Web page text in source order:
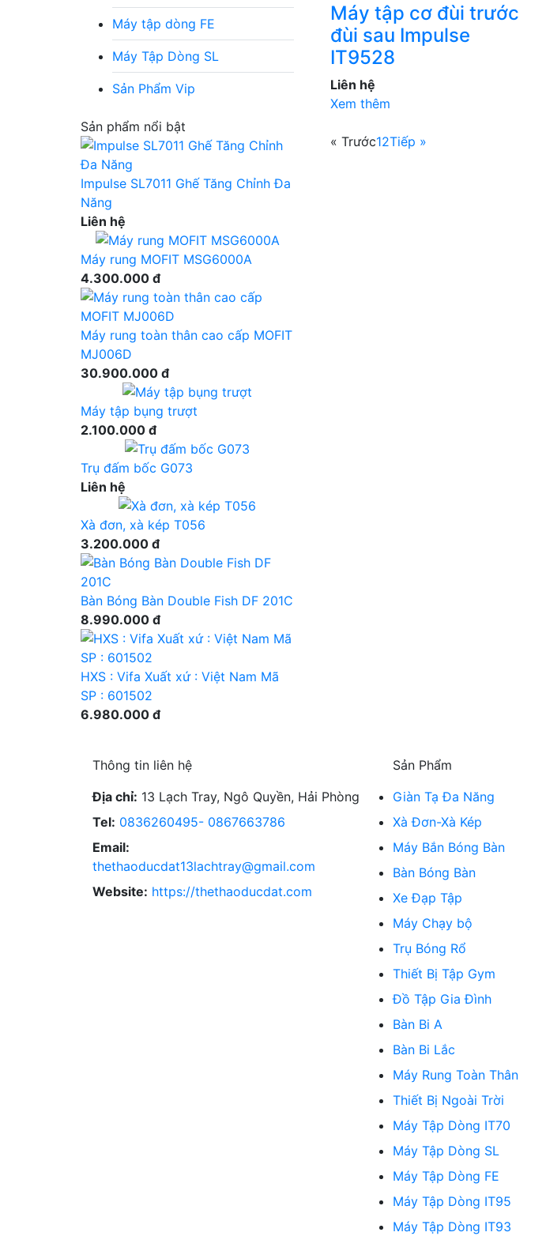
Máy tập cơ đùi trước
đùi sau Impulse
IT9528
Liên hệ
Xem thêm
« Trước12Tiếp »
Máy tập dòng FE
Máy Tập Dòng SL
Sản Phẩm Vip
Sản phẩm nổi bật
Impulse SL7011 Ghế Tăng Chỉnh Đa
Năng
Liên hệ
Máy rung MOFIT MSG6000A
4.300.000 đ
Máy rung toàn thân cao cấp MOFIT
MJ006D
30.900.000 đ
Máy tập bụng trượt
2.100.000 đ
Trụ đấm bốc G073
Liên hệ
Xà đơn, xà kép T056
3.200.000 đ
Bàn Bóng Bàn Double Fish DF 201C
8.990.000 đ
HXS : Vifa Xuất xứ : Việt Nam Mã
SP : 601502
6.980.000 đ
Thông tin liên hệ
Địa chỉ: 13 Lạch Tray, Ngô Quyền, Hải Phòng
Tel: 0836260495- 0867663786
Email:
thethaoducdat13lachtray@gmail.com
Website: https://thethaoducdat.com
Sản Phẩm
Giàn Tạ Đa Năng
Xà Đơn-Xà Kép
Máy Bắn Bóng Bàn
Bàn Bóng Bàn
Xe Đạp Tập
Máy Chạy bộ
Trụ Bóng Rổ
Thiết Bị Tập Gym
Đồ Tập Gia Đình
Bàn Bi A
Bàn Bi Lắc
Máy Rung Toàn Thân
Thiết Bị Ngoài Trời
Máy Tập Dòng IT70
Máy Tập Dòng SL
Máy Tập Dòng FE
Máy Tập Dòng IT95
Máy Tập Dòng IT93